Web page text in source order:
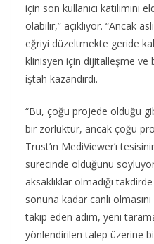
için son kullanıcı
olabilir,” açıklıyor. “Ancak
eğriyi düzeltmekte geride
klinisyen için dijitalleşme
iştah kazandırdı.
“Bu, çoğu projede olduğu
bir zorluktur, ancak çoğu
Trust’ın MediViewer’ı
sürecinde olduğunu
aksaklıklar olmadığı
sonuna kadar canlı
takip eden adım, yeni
yönlendirilen talep üzerine